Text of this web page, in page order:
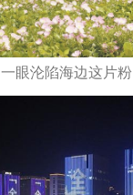
一眼沦陷海边这片粉